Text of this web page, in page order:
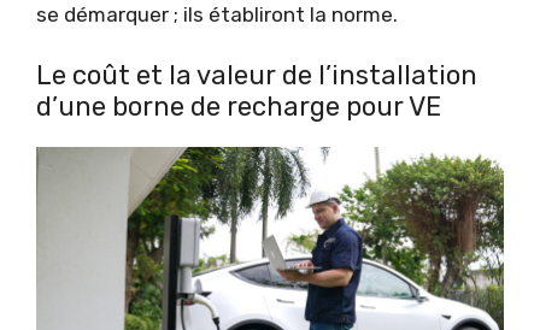
se démarquer ; ils établiront la norme.
Le coût et la valeur de l’installation
d’une borne de recharge pour VE